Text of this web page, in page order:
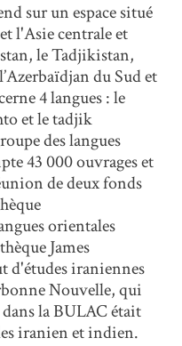
sur un espace situé
l'Asie centrale et
le Tadjikistan,
du Sud et
4 langues : le
et le tadjik
des langues
43 000 ouvrages et
de deux fonds
orientales
James
d'études iraniennes
Nouvelle, qui
la BULAC était
iranien et indien.